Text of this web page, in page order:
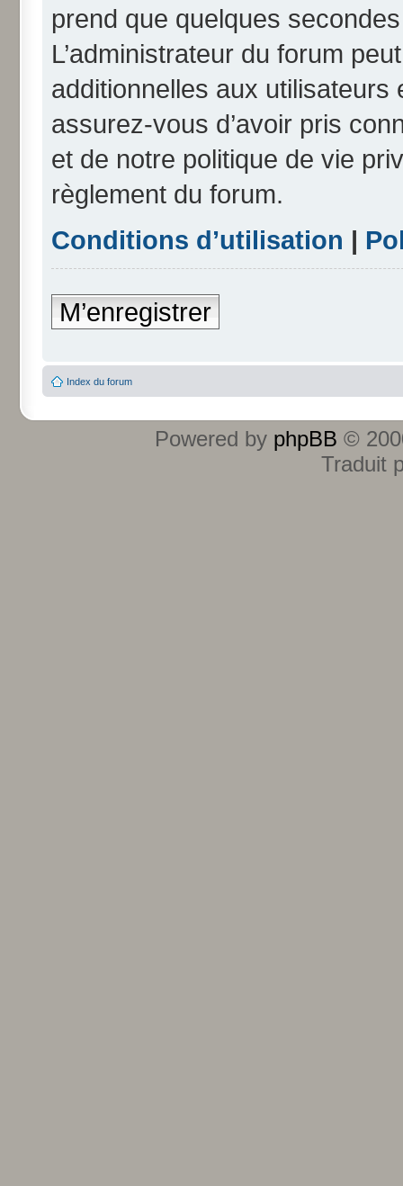
prend que quelques
L’administrateur du forum
additionnelles aux
assurez-vous d’avoir pris
et de notre politique de vie
règlement du forum.
Conditions d’utilisation |
M’enregistrer
Index du forum
Powered by phpBB ©
Traduit